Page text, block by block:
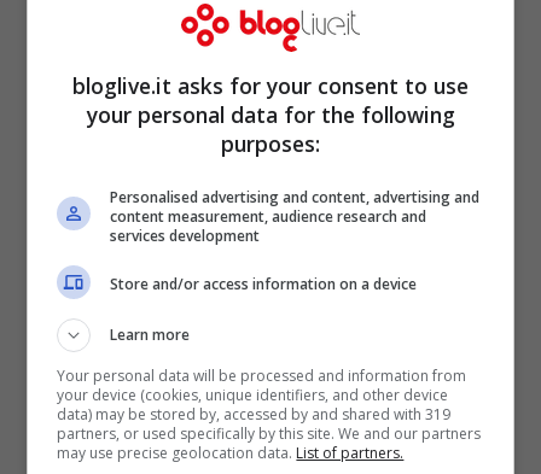
Costanza Caracciolo
mostra un profilo da urlo, i
pantaloni super attillati
esaltano le curve
bloglive.it asks for your consent to use
your personal data for the following
purposes:
Personalised advertising and content, advertising and
content measurement, audience research and
services development
Store and/or access information on a device
Learn more
Your personal data will be processed and information from
your device (cookies, unique identifiers, and other device
data) may be stored by, accessed by and shared with 319
partners, or used specifically by this site. We and our partners
may use precise geolocation data. List of partners.